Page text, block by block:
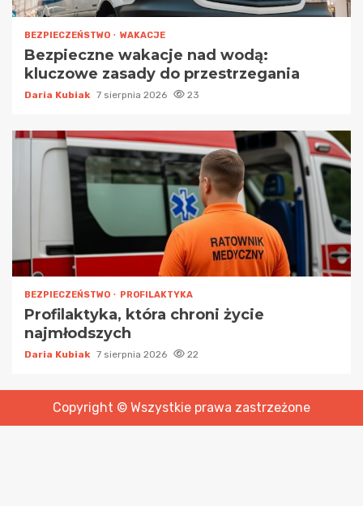
BEZPIECZEŃSTWO WAKACJE
Bezpieczne wakacje nad wodą:
kluczowe zasady do przestrzegania
Daria Kubiak 7 sierpnia 2026 23
BEZPIECZEŃSTWO PROFILAKTYKA
Profilaktyka, która chroni życie
najmłodszych
Daria Kubiak 7 sierpnia 2026 22
Copyright © Wszystkie prawa zastrzeżone